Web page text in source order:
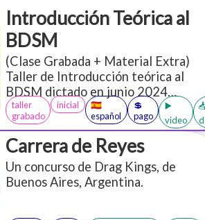
erótico a través de un lente de
apreciación, cuidado, aceptación y
disfrute <3
Introducción Teórica al
BDSM
(Clase Grabada + Material Extra)
Taller de Introducción teórica al
BDSM dictado en junio 2024
(duración total: 3 horas 12
minutos). Diapositivas de la
presentación sobre qué es una
negociación y cómo es el armado de
una escena. Acceso a más de 30
PDFs en inglés y español sobre
taller
grabado
inicial
🇪🇸
español
💲
pago
▶️
video
Carrera de Reyes
Un concurso de Drag Kings, de
Buenos Aires, Argentina.